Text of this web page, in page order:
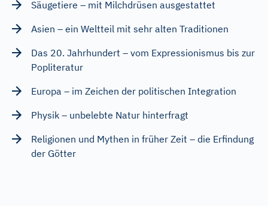
Säugetiere – mit Milchdrüsen ausgestattet
Asien – ein Weltteil mit sehr alten Traditionen
Das 20. Jahrhundert – vom Expressionismus bis zur
Popliteratur
Europa – im Zeichen der politischen Integration
Physik – unbelebte Natur hinterfragt
Religionen und Mythen in früher Zeit – die Erfindung
der Götter